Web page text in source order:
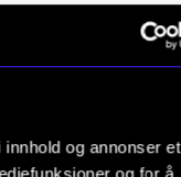
og annonser et
bli kjent med han
trygg.
det studenten